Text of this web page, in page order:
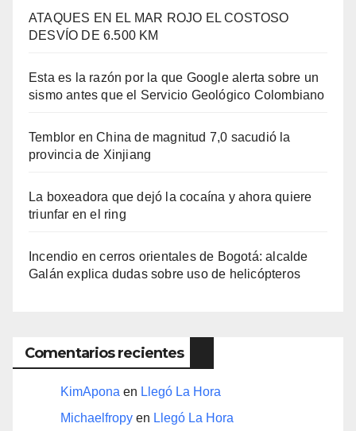
ATAQUES EN EL MAR ROJO EL COSTOSO
DESVÍO DE 6.500 KM
Esta es la razón por la que Google alerta sobre un
sismo antes que el Servicio Geológico Colombiano
Temblor en China de magnitud 7,0 sacudió la
provincia de Xinjiang
La boxeadora que dejó la cocaína y ahora quiere
triunfar en el ring​
Incendio en cerros orientales de Bogotá: alcalde
Galán explica dudas sobre uso de helicópteros
Comentarios recientes
KimApona en Llegó La Hora
Michaelfropy en Llegó La Hora